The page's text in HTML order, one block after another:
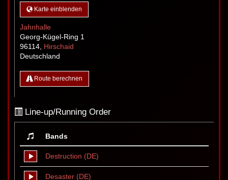
Karte einblenden
Jahnhalle
Georg-Kügel-Ring 1
96114
Hirschaid
Deutschland
Route berechnen
Line-up/Running Order
Bands
Destruction (DE)
Desaster (DE)